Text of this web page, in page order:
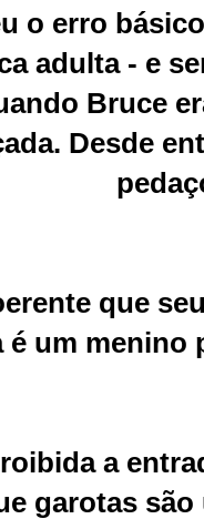
o erro
adulta - e
Bruce
Desde
que
é um
a
garotas